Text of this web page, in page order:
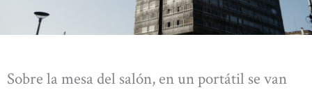
Sobre la mesa del salón, en un portátil se van